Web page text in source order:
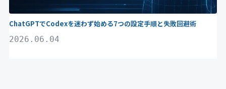
ChatGPTでCodexを迷わず始める7つの設定手順と失敗回避術
2026.06.04